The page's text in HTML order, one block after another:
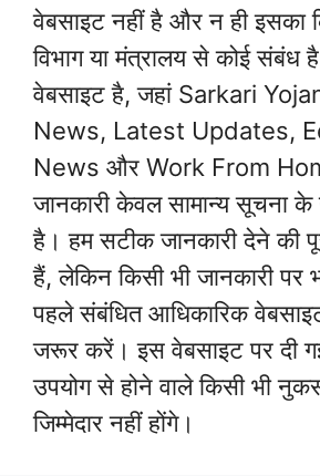
वेबसाइट नहीं है और न ही इसका
विभाग या मंत्रालय से कोई संबंध
वेबसाइट है, जहां Sarkari
News, Latest Updates,
News और Work From
जानकारी केवल सामान्य सूचना के
है। हम सटीक जानकारी देने की
हैं, लेकिन किसी भी जानकारी पर
पहले संबंधित आधिकारिक
जरूर करें। इस वेबसाइट पर दी
उपयोग से होने वाले किसी भी
जिम्मेदार नहीं होंगे।